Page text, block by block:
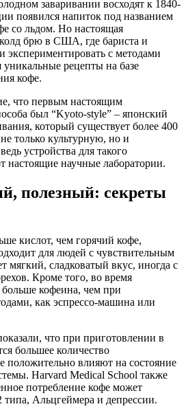
заваривании восходят к 1840-
появился напиток под названием
со льдом. Но настоящая
брю в США, где бариста и
экспериментировать с методами
уникальные рецепты на базе
кофе.
что первым настоящим
был “Kyoto-style” – японский
который существует более 400
только культурную, но и
устройства для такого
настоящие научные лаборатории.
полезный: секреты
кислот, чем горячий кофе,
для людей с чувствительным
мягкий, сладковатый вкус, иногда с
Кроме того, во время
больше кофеина, чем при
как эспрессо-машина или
что при приготовлении в
большее количество
положительно влияют на состояние
Harvard Medical School также
потребление кофе может
типа, Альцгеймера и депрессии.